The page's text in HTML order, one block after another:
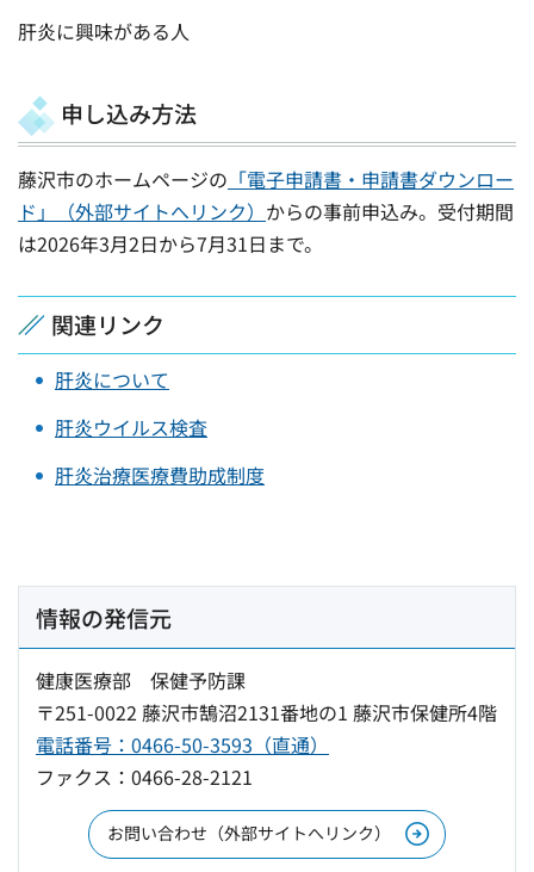
肝炎に興味がある人
申し込み方法
藤沢市のホームページの 「電子申請書・申請書ダウンロー
ド」（外部サイトへリンク） からの事前申込み。受付期間
は2026年3月2日から7月31日まで。
関連リンク
肝炎について
肝炎ウイルス検査
肝炎治療医療費助成制度
情報の発信元
健康医療部 保健予防課
〒251-0022 藤沢市鵠沼2131番地の1 藤沢市保健所4階
電話番号：0466-50-3593（直通）
ファクス：0466-28-2121
お問い合わせ（外部サイトへリンク）